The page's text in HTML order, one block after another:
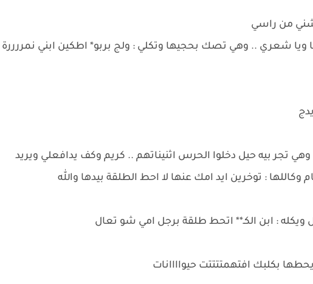
من راسي
شعري .. وهي تصك بحجيها وتكلي : ولج بربو* اطكين ابني نمررررة
تجر بيه حيل دخلوا الحرس اثنيناتهم .. كريم وكف يدافعلي ويريد
: توخرين ايد امك عنها لا احط الطلقة بيدها والله
: ابن الكـ** اتحط طلقة برجل امي شو تعال
بكلبك افتهمتتتتت حيواااانات